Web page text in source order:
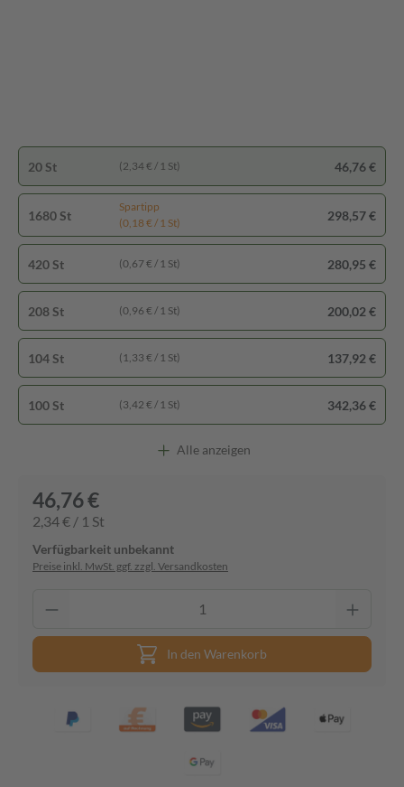
1680 St
Spartipp
(0,18 € / 1 St)
298,57 €
420 St (0,67 € / 1 St) 280,95 €
208 St (0,96 € / 1 St) 200,02 €
104 St (1,33 € / 1 St) 137,92 €
100 St (3,42 € / 1 St) 342,36 €
20 St (2,34 € / 1 St) 46,76 €
Alle anzeigen
46,76 €
2,34 € / 1 St
Verfügbarkeit unbekannt
Preise inkl. MwSt. ggf. zzgl. Versandkosten
In den Warenkorb